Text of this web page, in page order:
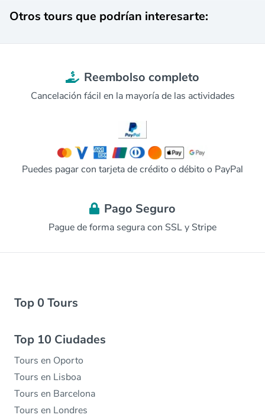
Otros tours que podrían interesarte:
Reembolso completo
Cancelación fácil en la mayoría de las actividades
Puedes pagar con tarjeta de crédito o débito o PayPal
Pago Seguro
Pague de forma segura con SSL y Stripe
Top 0 Tours
Top 10 Ciudades
Tours en Oporto
Tours en Lisboa
Tours en Barcelona
Tours en Londres